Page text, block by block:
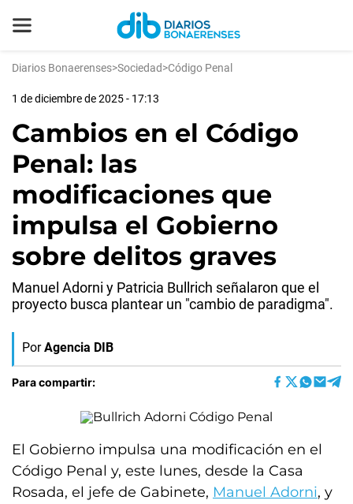
Diarios Bonaerenses>Sociedad>Código Penal
1 de diciembre de 2025 - 17:13
Cambios en el Código
Penal: las
modificaciones que
impulsa el Gobierno
sobre delitos graves
Manuel Adorni y Patricia Bullrich señalaron que el
proyecto busca plantear un "cambio de paradigma".
Por Agencia DIB
Para compartir:
El Gobierno impulsa una modificación en el
Código Penal y, este lunes, desde la Casa
Rosada, el jefe de Gabinete, Manuel Adorni, y